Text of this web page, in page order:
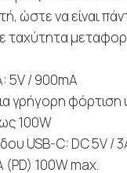
ώστε να είναι
ταχύτητα
5V / 900mA
γρήγορη φόρτιση
100W
USB-C: DC 5V /
(PD) 100W max.